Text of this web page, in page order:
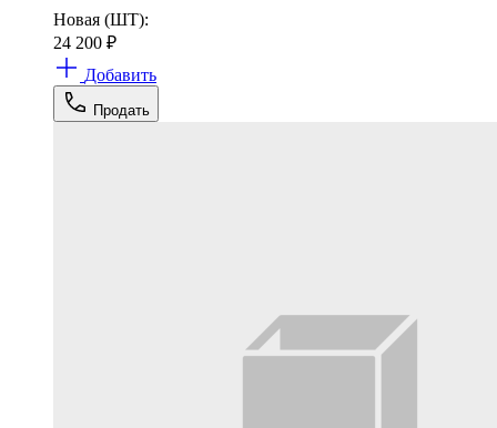
Новая (ШТ):
24 200 ₽
Добавить
Продать